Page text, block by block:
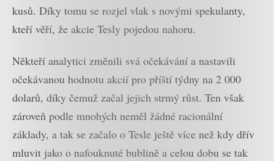
kusů. Díky tomu se rozjel vlak s novými spekulanty,
kteří věří, že akcie Tesly pojedou nahoru.
Někteří analytici změnili svá očekávání a nastavili
očekávanou hodnotu akcií pro příští týdny na 2 000
dolarů, díky čemuž začal jejich strmý růst. Ten však
zároveň podle mnohých neměl žádné racionální
základy, a tak se začalo o Tesle ještě více než kdy dřív
mluvit jako o nafouknuté bublině a celou dobu se tak